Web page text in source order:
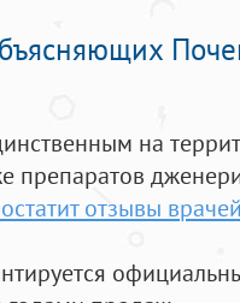
на
препаратов
отзывы